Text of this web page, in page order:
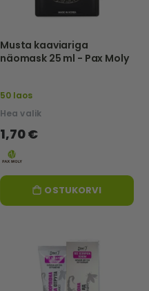
Musta kaaviariga
näomask 25 ml - Pax Moly
50 laos
Hea valik
1,70 €
OSTUKORVI